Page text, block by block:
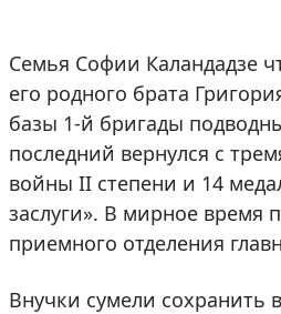
Семья Софии Каландадзе
его родного брата
базы 1-й бригады
последний вернулся с
войны II степени и 14
заслуги». В мирное время
приемного отделения
Внучки сумели